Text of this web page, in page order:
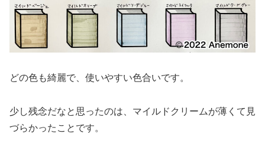
どの色も綺麗で、使いやすい色合いです。
少し残念だなと思ったのは、マイルドクリームが薄くて見
づらかったことです。